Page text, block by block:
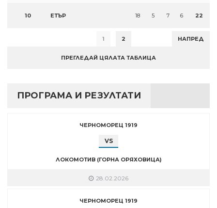
10 ЕТЪР 18 5 7 6 22
1 2 НАПРЕД
ПРЕГЛЕДАЙ ЦЯЛАТА ТАБЛИЦА
ПРОГРАМА И РЕЗУЛТАТИ
ЧЕРНОМОРЕЦ 1919
VS
ЛОКОМОТИВ (ГОРНА ОРЯХОВИЦА)
28.02.2026
ЧЕРНОМОРЕЦ 1919